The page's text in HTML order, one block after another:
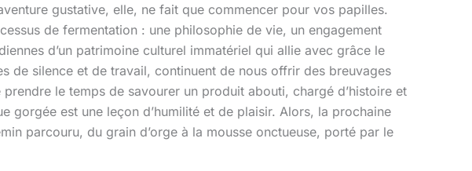
gustative, elle, ne fait que commencer pour vos papilles.
de fermentation : une philosophie de vie, un engagement
d’un patrimoine culturel immatériel qui allie avec grâce le
de silence et de travail, continuent de nous offrir des breuvages
le temps de savourer un produit abouti, chargé d’histoire et
gorgée est une leçon d’humilité et de plaisir. Alors, la prochaine
parcouru, du grain d’orge à la mousse onctueuse, porté par le